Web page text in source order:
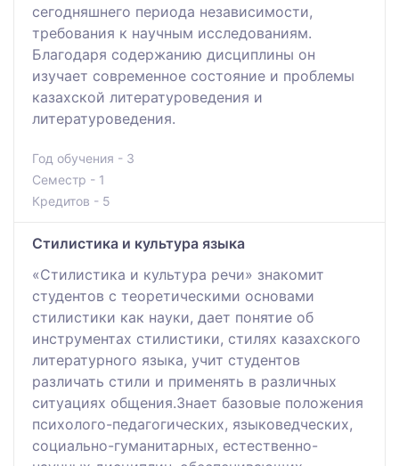
сегодняшнего периода независимости,
требования к научным исследованиям.
Благодаря содержанию дисциплины он
изучает современное состояние и проблемы
казахской литературоведения и
литературоведения.
Год обучения - 3
Семестр - 1
Кредитов - 5
Стилистика и культура языка
«Стилистика и культура речи» знакомит
студентов с теоретическими основами
стилистики как науки, дает понятие об
инструментах стилистики, стилях казахского
литературного языка, учит студентов
различать стили и применять в различных
ситуациях общения.Знает базовые положения
психолого-педагогических, языковедческих,
социально-гуманитарных, естественно-